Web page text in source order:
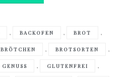
, BACKOFEN , BROT ,
BRÖTCHEN , BROTSORTEN ,
GENUSS , GLUTENFREI ,